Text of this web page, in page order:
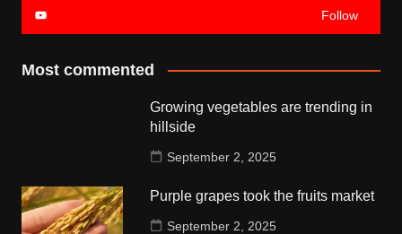
Follow
Most commented
Growing vegetables are trending in
hillside
September 2, 2025
Purple grapes took the fruits market
September 2, 2025